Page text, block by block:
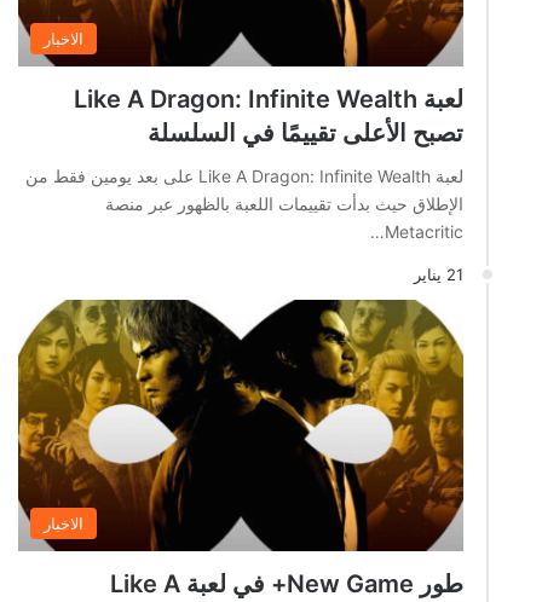
الاخبار
لعبة Like A Dragon: Infinite Wealth
تصبح الأعلى تقييمًا في السلسلة
لعبة Like A Dragon: Infinite Wealth على بعد يومين فقط من
الإطلاق حيث بدأت تقييمات اللعبة بالظهور عبر منصة
Metacritic…
21 يناير
الاخبار
طور New Game+ في لعبة Like A